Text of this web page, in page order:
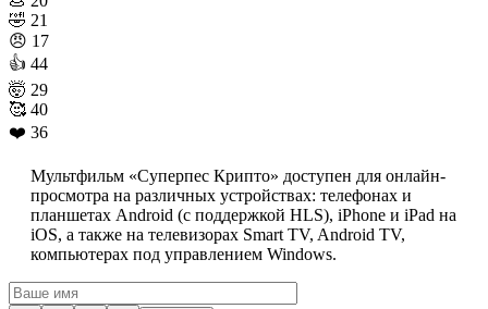
🤣 21
😠 17
👍 44
🤯 29
🥰 40
❤️ 36
Мультфильм «Суперпес Крипто» доступен для онлайн-
просмотра на различных устройствах: телефонах и
планшетах Android (с поддержкой HLS), iPhone и iPad на
iOS, а также на телевизорах Smart TV, Android TV,
компьютерах под управлением Windows.